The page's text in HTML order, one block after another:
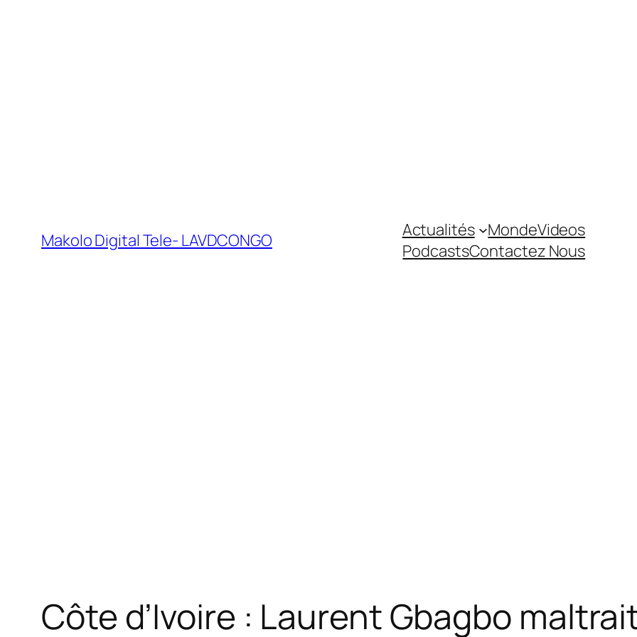
Makolo Digital Tele- LAVDCONGO Actualités MondeVideos
PodcastsContactez Nous
Côte d’Ivoire : Laurent Gbagbo